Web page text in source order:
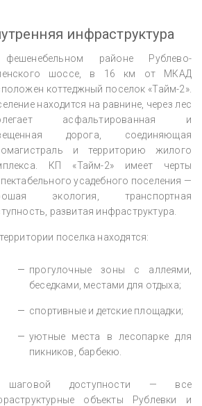
инфраструктура
районе Рублево-
шоссе, в 16 км от МКАД
коттеджный поселок «Тайм-2».
находится на равнине, через лес
асфальтированная и
дорога, соединяющая
и территорию жилого
КП «Тайм-2» имеет черты
усадебного поселения —
экология, транспортная
развитая инфраструктура.
поселка находятся:
прогулочные зоны с аллеями,
беседками, местами для отдыха;
спортивные и детские площадки;
уютные места в лесопарке для
пикников, барбекю.
доступности — все
объекты Рублевки и